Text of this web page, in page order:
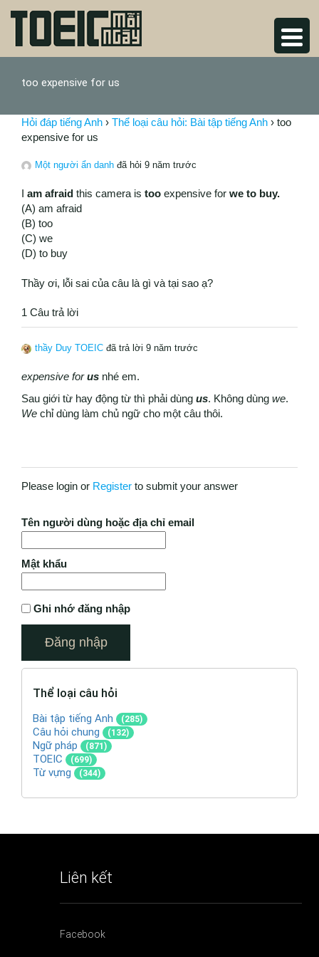
too expensive for us
Hỏi đáp tiếng Anh › Thể loại câu hỏi: Bài tập tiếng Anh › too
expensive for us
Một người ẩn danh đã hỏi 9 năm trước
I am afraid this camera is too expensive for we to buy.
(A) am afraid
(B) too
(C) we
(D) to buy
Thầy ơi, lỗi sai của câu là gì và tại sao ạ?
1 Câu trả lời
thầy Duy TOEIC đã trả lời 9 năm trước
expensive forus nhé em.
Sau giới từ hay động từ thì phải dùng us. Không dùng we.
We chỉ dùng làm chủ ngữ cho một câu thôi.
Please login or Register to submit your answer
Tên người dùng hoặc địa chỉ email
Mật khẩu
Ghi nhớ đăng nhập
Thể loại câu hỏi
Bài tập tiếng Anh (285)
Câu hỏi chung (132)
Ngữ pháp (871)
TOEIC (699)
Từ vựng (344)
Liên kết
Facebook